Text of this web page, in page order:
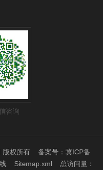
咨询
版权所有备案号：冀ICP备
Sitemap.xml 总访问量：